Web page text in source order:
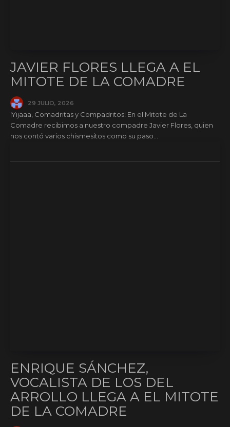
JAVIER FLORES LLEGA A EL
MITOTE DE LA COMADRE
29 JULIO, 2026
¡Yijaaa, Comadritas y Compadritos! En el Mitote de La
Comadre recibimos a nuestro compadre Javier Flores, quien
nos contó varios chismesitos como su paso...
ENRIQUE SÁNCHEZ,
VOCALISTA DE LOS DEL
ARROLLO LLEGA A EL MITOTE
DE LA COMADRE